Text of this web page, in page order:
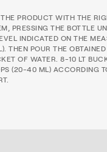
THE PRODUCT WITH THE
PRESSING THE BOTTLE
INDICATED ON THE
THEN POUR THE
OF WATER.
8-10 LT
(20-40 ML) ACCORDING